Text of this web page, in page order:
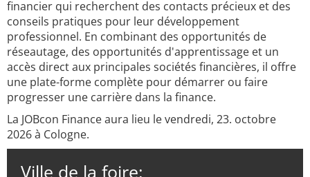
financier qui recherchent des contacts précieux et des
conseils pratiques pour leur développement
professionnel. En combinant des opportunités de
réseautage, des opportunités d'apprentissage et un
accès direct aux principales sociétés financières, il offre
une plate-forme complète pour démarrer ou faire
progresser une carrière dans la finance.
La JOBcon Finance aura lieu le vendredi, 23. octobre
2026 à Cologne.
Ville de la foire: